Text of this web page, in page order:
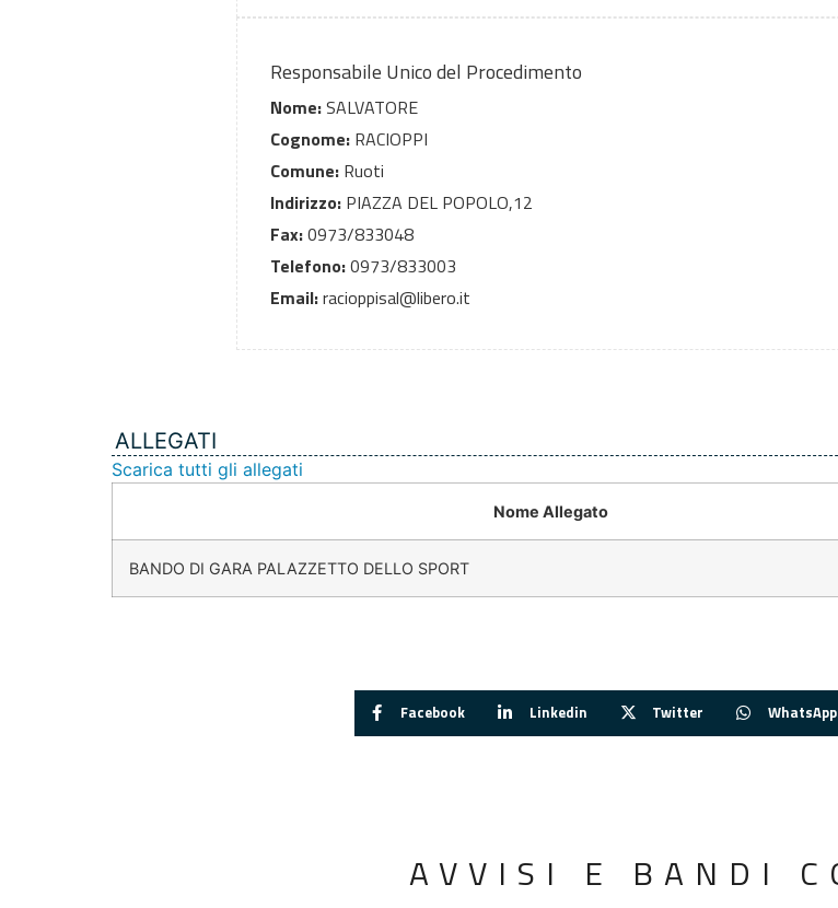
Responsabile Unico del Procedimento
Nome:SALVATORE
Cognome: RACIOPPI
Comune: Ruoti
Indirizzo: PIAZZA DEL POPOLO,12
Fax:0973/833048
Telefono:0973/833003
Email:racioppisal@libero.it
ALLEGATI
Scarica tutti gli allegati
Nome Allegato
BANDO DI GARA PALAZZETTO DELLO SPORT
Facebook Linkedin Twitter WhatsApp
AVVISI E BANDI